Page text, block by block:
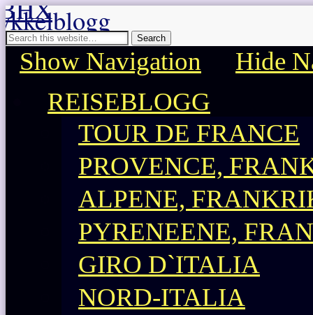
BHX sykkelblogg
Sykkelblogg for mosjonister!
Show Navigation
Hide
REISEBLOGG
TOUR DE FRANCE
PROVENCE,
ALPENE,
PYRENEENE,
GIRO D`ITALIA
NORD-ITALIA